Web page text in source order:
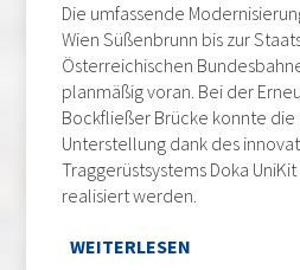
Die umfassende
Wien Süßenbrunn bis zur
Österreichischen
planmäßig voran. Bei der
Bockfließer Brücke konnte
Unterstellung dank des
Traggerüstsystems Doka
realisiert werden.
WEITERLESEN